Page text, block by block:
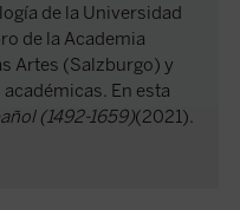
de la Universidad
de la Academia
Artes (Salzburgo) y
En esta
(1492-1659)(2021).